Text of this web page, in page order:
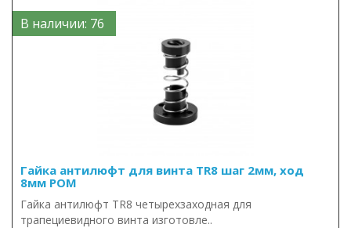
В наличии: 76
Гайка антилюфт для винта TR8 шаг 2мм, ход
8мм POM
Гайка антилюфт TR8 четырехзаходная для
трапециевидного винта изготовле..